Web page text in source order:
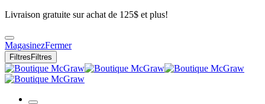
Livraison gratuite sur achat de 125$ et plus!
MagasinezFermer
Filtres Filtres